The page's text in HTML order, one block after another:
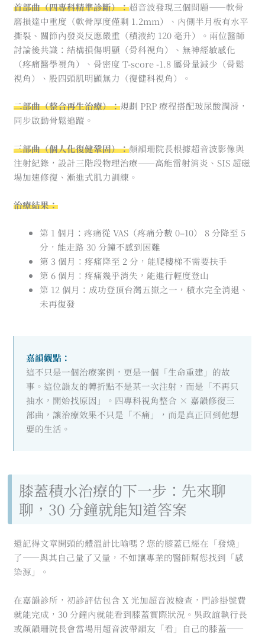
首部曲（四專科精準診斷）：超音波發現三個問題——軟骨
磨損達中重度（軟骨厚度僅剩 1.2mm）、內側半月板有水平
撕裂、關節內發炎反應嚴重（積液約 120 毫升）。兩位醫師
討論後共識：結構損傷明顯（骨科視角）、無神經敏感化
（疼痛醫學視角）、骨密度 T-score -1.8 屬骨量減少（骨鬆
視角）、股四頭肌明顯無力（復健科視角）。
二部曲（整合再生治療）：規劃 PRP 療程搭配玻尿酸潤滑，
同步啟動骨鬆追蹤。
三部曲（個人化復健鞏固）：顏韻珊院長根據超音波影像與
注射紀錄，設計三階段物理治療——高能雷射消炎、SIS 超磁
場加速修復、漸進式肌力訓練。
治療結果：
第 1 個月：疼痛從 VAS（疼痛分數 0–10） 8 分降至 5
分，能走路 30 分鐘不感到困難
第 3 個月：疼痛降至 2 分，能爬樓梯不需要扶手
第 6 個月：疼痛幾乎消失，能進行輕度登山
第 12 個月：成功登頂台灣五嶽之一，積水完全消退、
未再復發
嘉韻觀點：
這不只是一個治療案例，更是一個「生命重建」的故
事。這位韻友的轉折點不是某一次注射，而是「不再只
抽水，開始找原因」。四專科視角整合 × 嘉韻修復三
部曲，讓治療效果不只是「不痛」，而是真正回到他想
要的生活。
膝蓋積水治療的下一步：先來聊
聊，30 分鐘就能知道答案
還記得文章開頭的體溫計比喻嗎？您的膝蓋已經在「發燒」
了——與其自己量了又量，不如讓專業的醫師幫您找到「感
染源」。
在嘉韻診所，初診評估包含 X 光加超音波檢查，門診掛號費
就能完成，30 分鐘內就能看到膝蓋實際狀況。吳政誼執行長
或顏韻珊院長會當場用超音波帶韻友「看」自己的膝蓋——